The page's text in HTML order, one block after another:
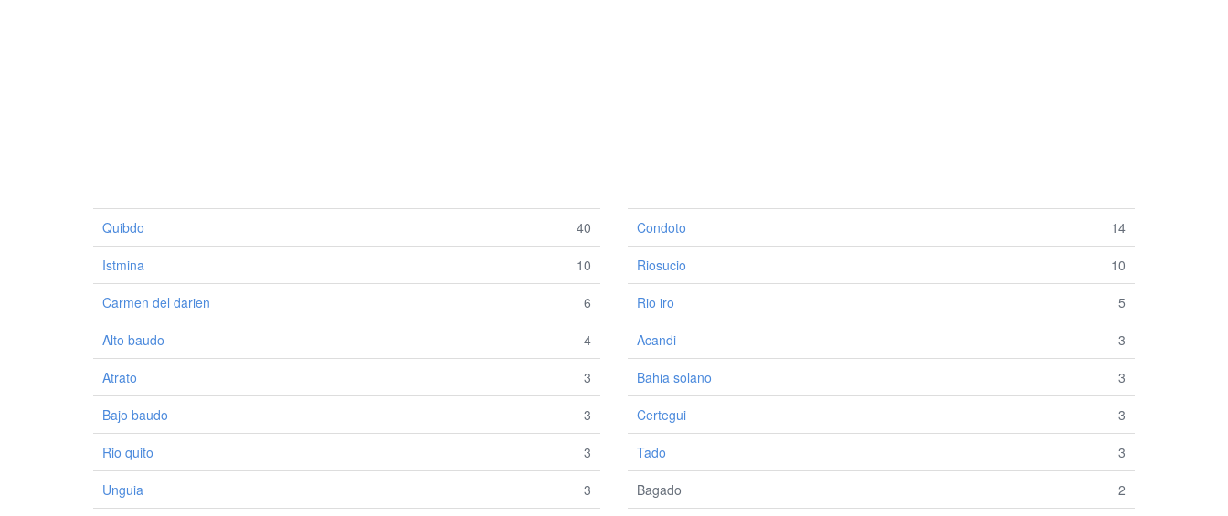
Quibdo 40
Istmina 10
Carmen del darien 6
Alto baudo 4
Atrato 3
Bajo baudo 3
Rio quito 3
Unguia 3
Condoto 14
Riosucio 10
Rio iro 5
Acandi 3
Bahia solano 3
Certegui 3
Tado 3
Bagado 2